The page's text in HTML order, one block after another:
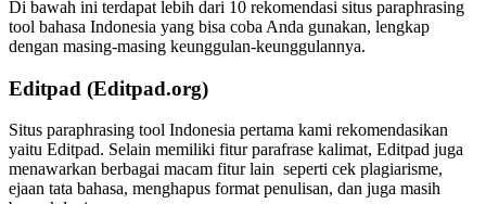
Di bawah ini terdapat lebih dari 10 rekomendasi situs paraphrasing
tool bahasa Indonesia yang bisa coba Anda gunakan, lengkap
dengan masing-masing keunggulan-keunggulannya.
Editpad (Editpad.org)
Situs paraphrasing tool Indonesia pertama kami rekomendasikan
yaitu Editpad. Selain memiliki fitur parafrase kalimat, Editpad juga
menawarkan berbagai macam fitur lain seperti cek plagiarisme,
ejaan tata bahasa, menghapus format penulisan, dan juga masih